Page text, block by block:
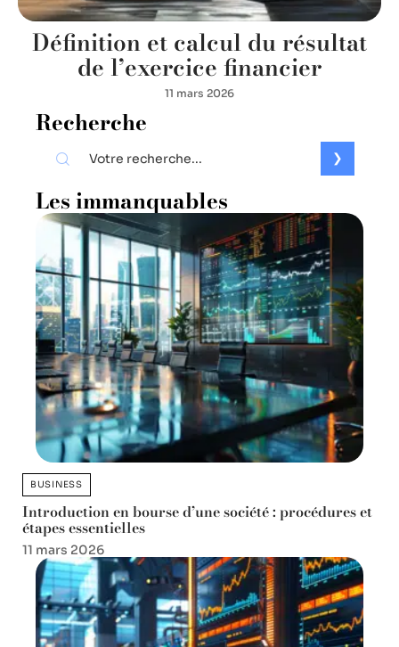
Définition et calcul du résultat
de l’exercice financier
11 mars 2026
Recherche
Les immanquables
BUSINESS
Introduction en bourse d’une société : procédures et
étapes essentielles
11 mars 2026